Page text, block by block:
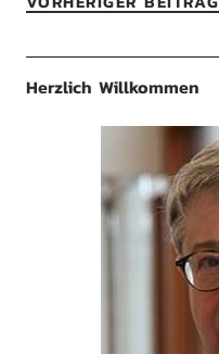
Herzlich Willkommen